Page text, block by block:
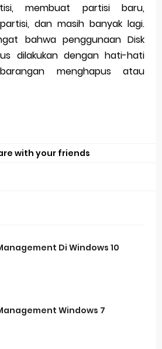
membuat partisi baru,
dan masih banyak lagi.
bahwa penggunaan Disk
dilakukan dengan hati-hati
menghapus atau
with your friends
Di Windows 10
Windows 7